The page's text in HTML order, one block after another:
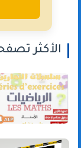
الأكثر